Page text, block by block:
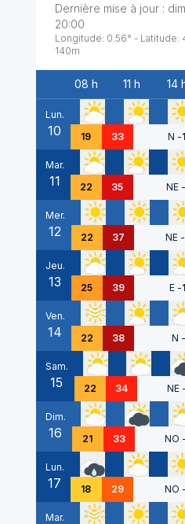
Dernière mise à jour :
20:00
Longitude: 0.56° - Latitude:
140m
Date
08 h 11 h 14
Lun.
10 19 33 N -
Mar.
11 22 35 NE -
Mer.
12 22 37 NE -
Jeu.
13 25 39 E -
Ven.
14 22 38 N -
Sam.
15 22 34 NE -
Dim.
16 21 33 NO -
Lun.
17 18 29 NO -
Mar.